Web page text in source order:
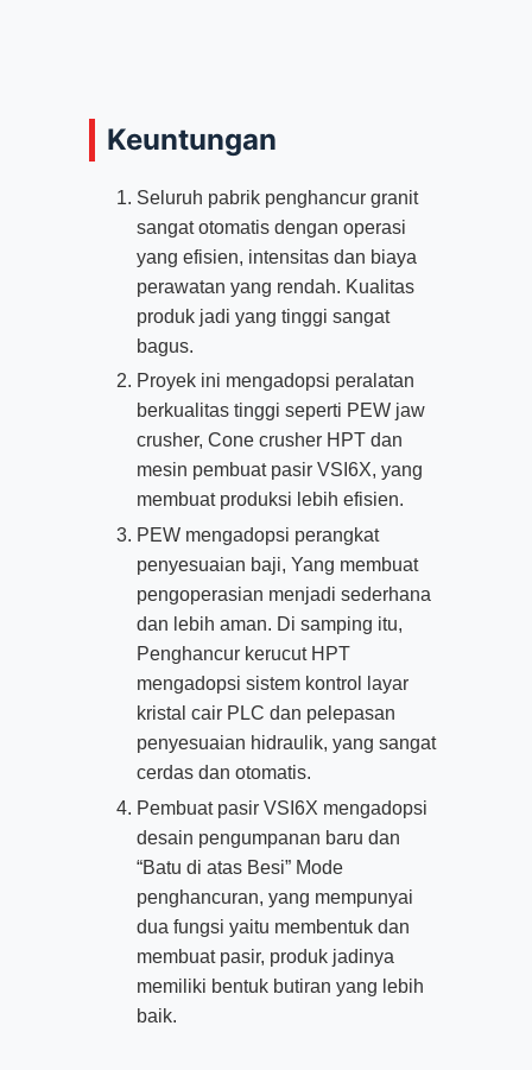
Keuntungan
Seluruh pabrik penghancur granit
sangat otomatis dengan operasi
yang efisien, intensitas dan biaya
perawatan yang rendah. Kualitas
produk jadi yang tinggi sangat
bagus.
Proyek ini mengadopsi peralatan
berkualitas tinggi seperti PEW jaw
crusher, Cone crusher HPT dan
mesin pembuat pasir VSI6X, yang
membuat produksi lebih efisien.
PEW mengadopsi perangkat
penyesuaian baji, Yang membuat
pengoperasian menjadi sederhana
dan lebih aman. Di samping itu,
Penghancur kerucut HPT
mengadopsi sistem kontrol layar
kristal cair PLC dan pelepasan
penyesuaian hidraulik, yang sangat
cerdas dan otomatis.
Pembuat pasir VSI6X mengadopsi
desain pengumpanan baru dan
“Batu di atas Besi” Mode
penghancuran, yang mempunyai
dua fungsi yaitu membentuk dan
membuat pasir, produk jadinya
memiliki bentuk butiran yang lebih
baik.